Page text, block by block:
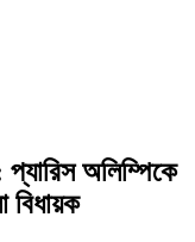
অলিম্পিকে
বিধায়ক